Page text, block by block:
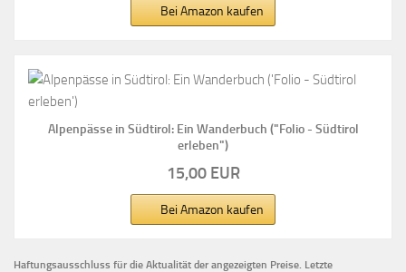
Bei Amazon kaufen
Alpenpässe in Südtirol: Ein Wanderbuch ("Folio - Südtirol
erleben")
15,00 EUR
Bei Amazon kaufen
Haftungsausschluss für die Aktualität der angezeigten Preise. Letzte